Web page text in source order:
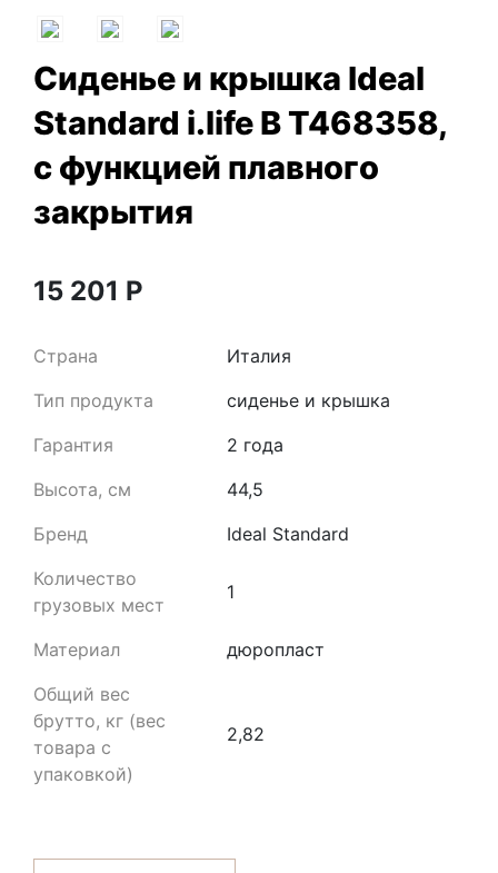
Сиденье и крышка Ideal
Standard i.life B T468358,
с функцией плавного
закрытия
15 201 Р
Страна
Италия
Тип продукта
cиденье и крышка
Гарантия
2 года
Высота, см
44,5
Бренд
Ideal Standard
Количество
грузовых мест
1
Материал
дюропласт
Общий вес
брутто, кг (вес
товара с
упаковкой)
2,82